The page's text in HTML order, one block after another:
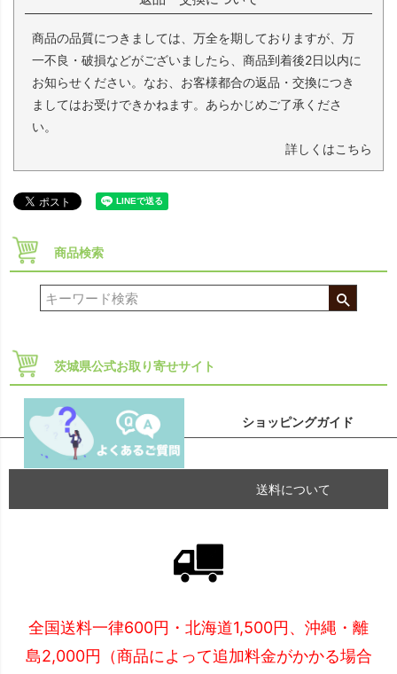
商品の品質につきましては、万全を期しておりますが、万
一不良・破損などがございましたら、商品到着後2日以内に
お知らせください。なお、お客様都合の返品・交換につき
ましてはお受けできかねます。あらかじめご了承くださ
い。
詳しくはこちら
商品検索
茨城県公式お取り寄せサイト
ショッピングガイド
送料について
全国送料一律600円・北海道1,500円、沖縄・離
島2,000円（商品によって追加料金がかかる場合